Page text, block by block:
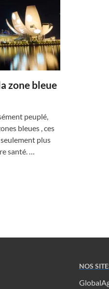
zone bleue
peuplé,
bleues , ces
plus
santé. …
NOS